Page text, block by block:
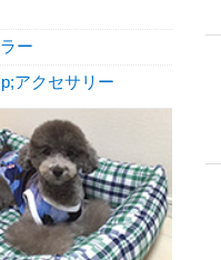
ー
アクセサリー